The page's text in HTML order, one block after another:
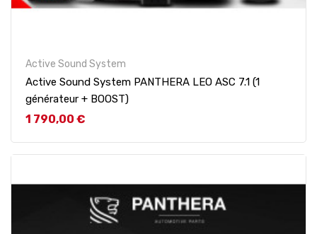
Active Sound System
Active Sound System PANTHERA LEO ASC 7.1 (1
générateur + BOOST)
Prix
1 790,00 €